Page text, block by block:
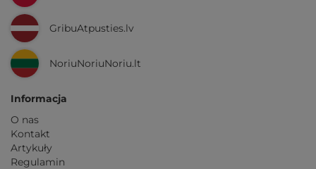
GribuAtpusties.lv
NoriuNoriuNoriu.lt
Informacja
O nas
Kontakt
Artykuły
Regulamin